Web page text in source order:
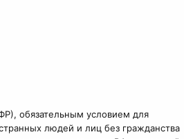
обязательным условием для
людей и лиц без гражданства